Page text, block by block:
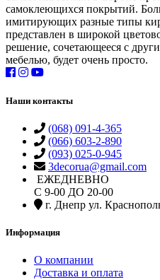
самоклеющихся покрытий.
имитирующих разные типы
представлен в широкой
решение, сочетающееся с
мебелью, будет очень просто.
Наши контакты
(068) 091-4-365
(066) 603-2-890
(093) 025-0-945
3decorua@gmail.com
ЕЖЕДНЕВНО
С 9-00 ДО 20-00
г. Днепр ул.
Информация
О компании
Доставка и оплата